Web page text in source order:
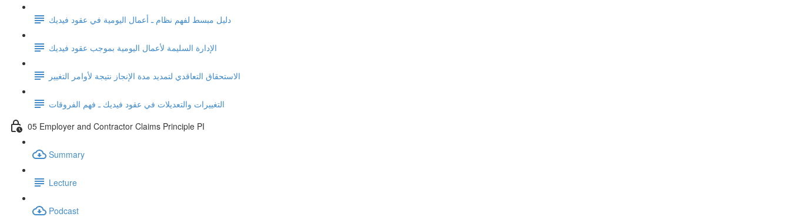
دليل مبسط لفهم نظام ـ أعمال اليومية في عقود فيديك
الإدارة السليمة لأعمال اليومية بموجب عقود فيديك
الاستحقاق التعاقدي لتمديد مدة الإنجاز نتيجة لأوامر التغيير
التغييرات والتعديلات في عقود فيديك ـ فهم الفروقات
05 Employer and Contractor Claims Principle PI
Summary
Lecture
Podcast